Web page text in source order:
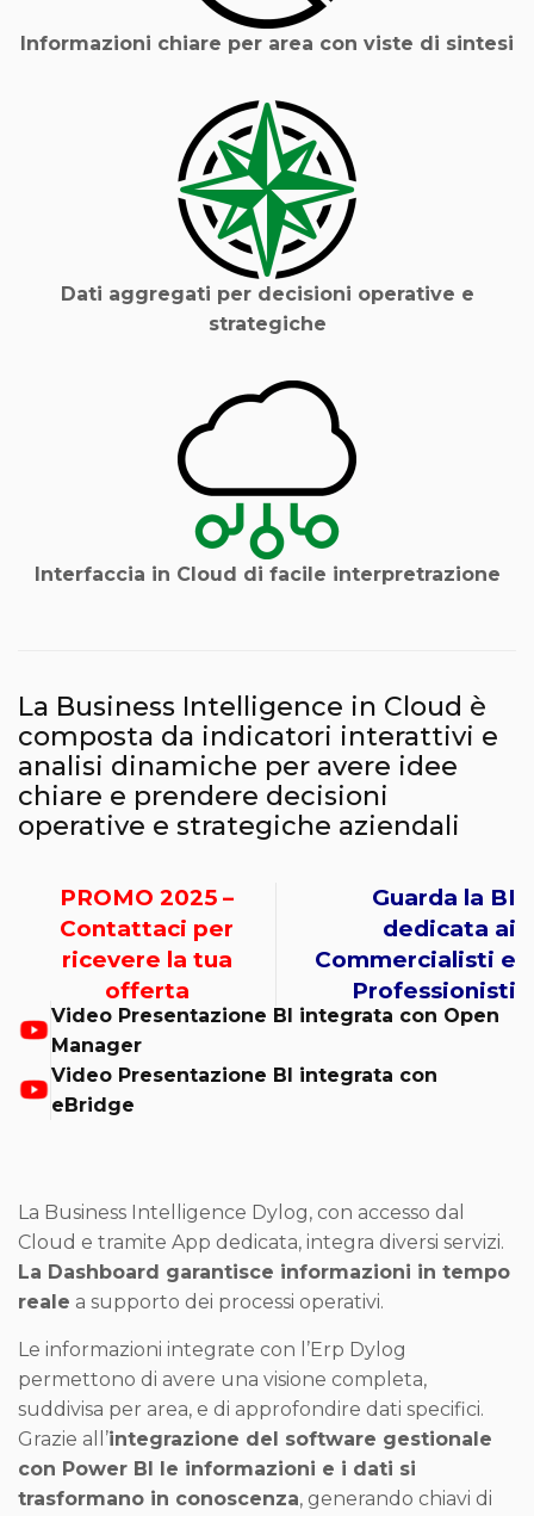
Informazioni chiare per area con viste di sintesi
Dati aggregati per decisioni operative e
strategiche
Interfaccia in Cloud di facile interpretrazione
La Business Intelligence in Cloud è
composta da indicatori interattivi e
analisi dinamiche per avere idee
chiare e prendere decisioni
operative e strategiche aziendali
PROMO 2025 –
Contattaci per
ricevere la tua
offerta
Guarda la BI
dedicata ai
Commercialisti e
Professionisti
Video Presentazione BI integrata con Open
Manager
Video Presentazione BI integrata con
eBridge
La Business Intelligence Dylog, con accesso dal
Cloud e tramite App dedicata, integra diversi servizi.
La Dashboard garantisce informazioni in tempo
reale a supporto dei processi operativi.
Le informazioni integrate con l’Erp Dylog
permettono di avere una visione completa,
suddivisa per area, e di approfondire dati specifici.
Grazie all’integrazione del software gestionale
con Power BI le informazioni e i dati si
trasformano in conoscenza, generando chiavi di